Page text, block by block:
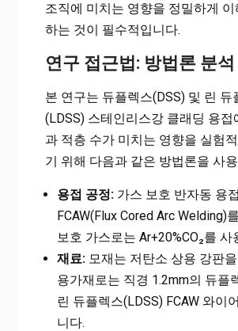
조직에 미치는 영향을 정밀하게 이
하는 것이 필수적입니다.
연구 접근법: 방법론 분석
본 연구는 듀플렉스(DSS) 및 린 듀
(LDSS) 스테인리스강 클래딩 용접
과 적층 수가 미치는 영향을 실험
기 위해 다음과 같은 방법론을 사
용접 공정:가스 보호 반자동 용
FCAW(Flux Cored Arc Welding)
보호 가스로는 Ar+20%CO₂를 사
재료:모재는 저탄소 상용 강판
용가재로는 직경 1.2mm의 듀플
린 듀플렉스(LDSS) FCAW 와이
니다.